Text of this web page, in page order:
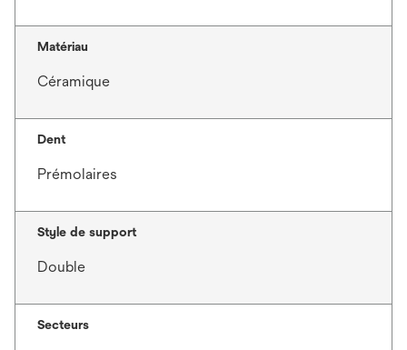
Matériau
Céramique
Dent
Prémolaires
Style de support
Double
Secteurs